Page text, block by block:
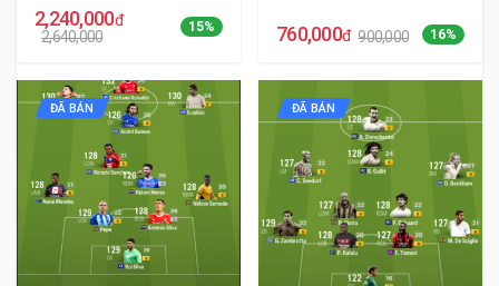
2,240,000đ
2,640,000
15% 760,000đ 900,000 16%
ĐÃ BÁN ĐÃ BÁN